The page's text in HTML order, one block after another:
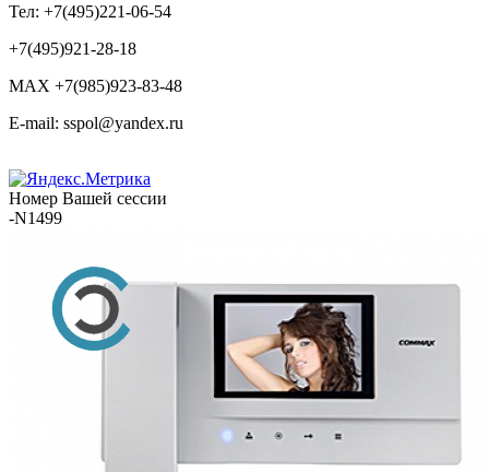
Тел: +7(495)221-06-54
+7(495)921-28-18
MAX +7(985)923-83-48
E-mail: sspol@yandex.ru
Номер Вашей сессии
-N1499